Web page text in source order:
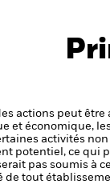
actions peut
et économique,
activités
potentiel, ce
pas soumis à
de tout